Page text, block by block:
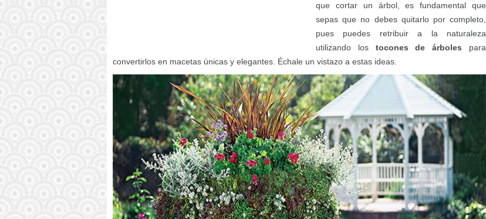
que cortar un árbol, es fundamental que
sepas que no debes quitarlo por completo,
pues puedes retribuir a la naturaleza
utilizando los tocones de árboles para
convertirlos en macetas únicas y elegantes. Échale un vistazo a estas ideas.